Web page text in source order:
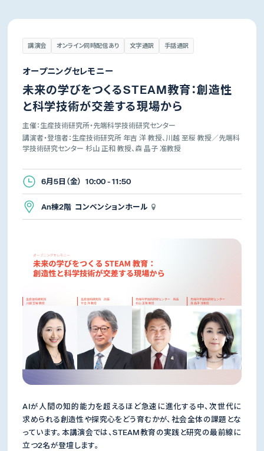
講演会 オンライン同時配信あり 文字通訳 手話通訳
オープニングセレモニー
未来の学びをつくるSTEAM教育：創造性
と科学技術が交差する現場から
主催：生産技術研究所・先端科学技術研究センター
講演者・登壇者：生産技術研究所 年吉 洋 教授、川越 至桜 教授／先端科
学技術研究センター 杉山 正和 教授、森 晶子 准教授
6月5日（金） 10:00 - 11:50
An棟2階 コンベンションホール
AIが人間の知的能力を超えるほど急速に進化する中、次世代に
求められる創造性や探究心をどう育むかが、社会全体の課題とな
っています。本講演会では、STEAM教育の実践と研究の最前線に
立つ2名が登壇します。